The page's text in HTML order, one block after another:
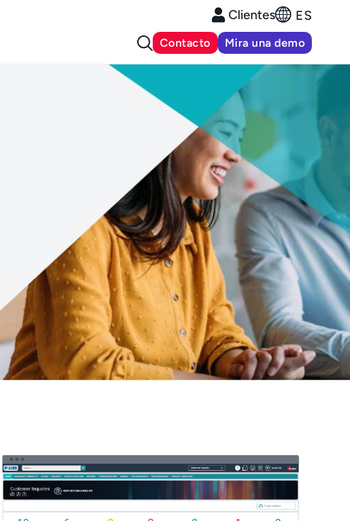
Clientes ES
Contacto Mira una demo